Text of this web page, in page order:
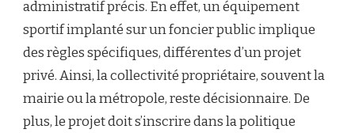
CONSTRUCTION
TERRAIN
PICKLBALL
À
BREST
UN
CENTRE
administratif précis. En effet, un équipement
sportif implanté sur un foncier public implique
des règles spécifiques, différentes d’un projet
privé. Ainsi, la collectivité propriétaire, souvent la
mairie ou la métropole, reste décisionnaire. De
plus, le projet doit s’inscrire dans la politique